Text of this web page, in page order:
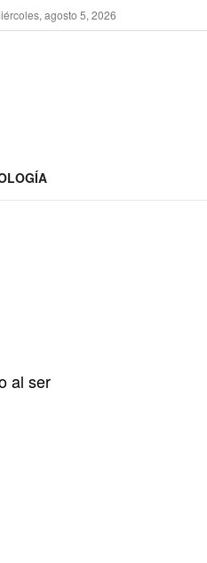
agosto 5, 2026
al ser